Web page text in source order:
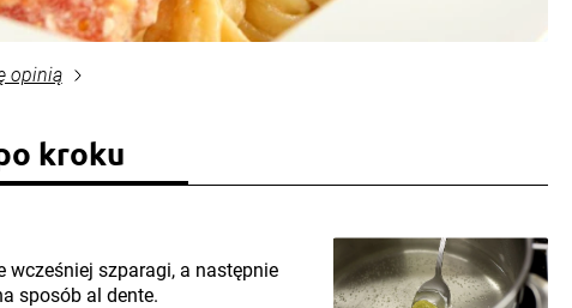
opinią
kroku
szparagi, a następnie
sposób al dente.